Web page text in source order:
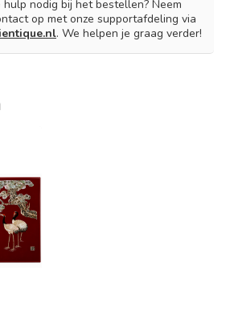
hulp nodig bij het bestellen? Neem
op met onze supportafdeling via
. We helpen je graag verder!